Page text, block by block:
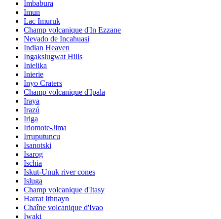
Imbabura
Imun
Lac Imuruk
Champ volcanique d'In Ezzane
Nevado de Incahuasi
Indian Heaven
Ingakslugwat Hills
Inielika
Inierie
Inyo Craters
Champ volcanique d'Ipala
Iraya
Irazú
Iriga
Iriomote-Jima
Irruputuncu
Isanotski
Isarog
Ischia
Iskut-Unuk river cones
Isluga
Champ volcanique d'Itasy
Harrat Ithnayn
Chaîne volcanique d'Ivao
Iwaki